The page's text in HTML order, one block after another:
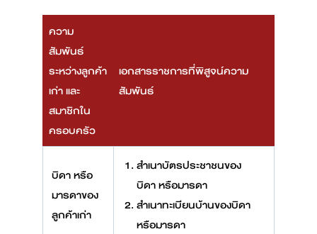
ความ
สัมพันธ์
ระหว่างลูกค้า
เก่า และ
สมาชิกใน
ครอบครัว
เอกสารราชการที่พิสูจน์ความ
สัมพันธ์
บิดา หรือ
มารดาของ
ลูกค้าเก่า
สำเนาบัตรประชาชนของ
บิดา หรือมารดา
สำเนาทะเบียนบ้านของบิดา
หรือมารดา